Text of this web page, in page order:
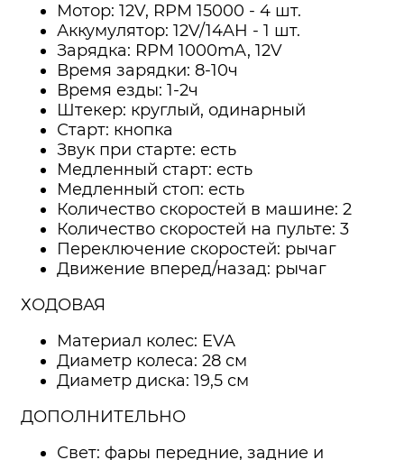
Мотор: 12V, RPM 15000 - 4 шт.
Аккумулятор: 12V/14AH - 1 шт.
Зарядка: RPM 1000mA, 12V
Время зарядки: 8-10ч
Время езды: 1-2ч
Штекер: круглый, одинарный
Старт: кнопка
Звук при старте: есть
Медленный старт: есть
Медленный стоп: есть
Количество скоростей в машине: 2
Количество скоростей на пульте: 3
Переключение скоростей: рычаг
Движение вперед/назад: рычаг
ХОДОВАЯ
Материал колес: EVA
Диаметр колеса: 28 см
Диаметр диска: 19,5 см
ДОПОЛНИТЕЛЬНО
Свет: фары передние, задние и